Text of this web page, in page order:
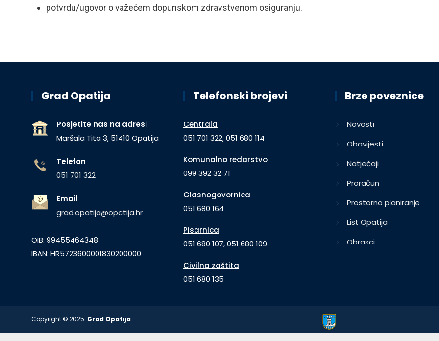
potvrdu/ugovor o važećem dopunskom zdravstvenom osiguranju.
Grad Opatija
Posjetite nas na adresi
Maršala Tita 3, 51410 Opatija
Telefon
051 701 322
Email
grad.opatija@opatija.hr
OIB: 99455464348
IBAN: HR5723600001830200000
Telefonski brojevi
Centrala
051 701 322, 051 680 114
Komunalno redarstvo
099 392 32 71
Glasnogovornica
051 680 164
Pisarnica
051 680 107, 051 680 109
Civilna zaštita
051 680 135
Brze poveznice
Novosti
Obavijesti
Natječaji
Proračun
Prostorno planiranje
List Opatija
Obrasci
Copyright © 2025. Grad Opatija.